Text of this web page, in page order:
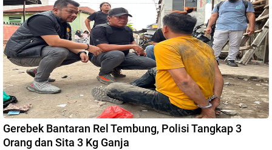
Gerebek Bantaran Rel Tembung, Polisi Tangkap 3
Orang dan Sita 3 Kg Ganja